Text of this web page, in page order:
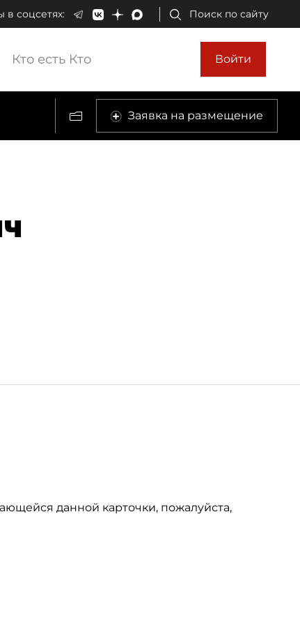
в соцсетях: Поиск по сайту
Кто есть Кто Войти
Заявка на размещение
данной карточки, пожалуйста,